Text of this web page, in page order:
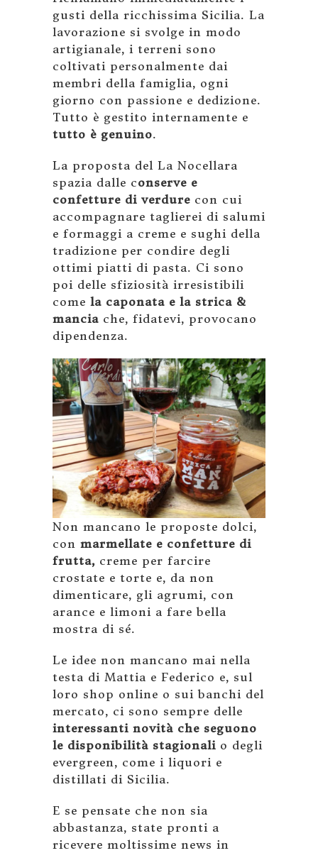
gusti della ricchissima Sicilia. La
lavorazione si svolge in modo
artigianale, i terreni sono
coltivati personalmente dai
membri della famiglia, ogni
giorno con passione e dedizione.
Tutto è gestito internamente e
tutto è genuino.
La proposta del La Nocellara
spazia dalle conserve e
confetture di verdure con cui
accompagnare taglierei di salumi
e formaggi a creme e sughi della
tradizione per condire degli
ottimi piatti di pasta. Ci sono
poi delle sfiziosità irresistibili
come la caponata e la strica &
mancia che, fidatevi, provocano
dipendenza.
Non mancano le proposte dolci,
con marmellate e confetture di
frutta, creme per farcire
crostate e torte e, da non
dimenticare, gli agrumi, con
arance e limoni a fare bella
mostra di sé.
Le idee non mancano mai nella
testa di Mattia e Federico e, sul
loro shop online o sui banchi del
mercato, ci sono sempre delle
interessanti novità che seguono
le disponibilità stagionali o degli
evergreen, come i liquori e
distillati di Sicilia.
E se pensate che non sia
abbastanza, state pronti a
ricevere moltissime news in